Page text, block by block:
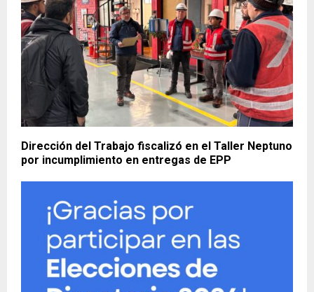
Dirección del Trabajo fiscalizó en el Taller Neptuno
por incumplimiento en entregas de EPP